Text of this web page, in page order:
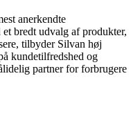
anerkendte
bredt udvalg af produkter,
tilbyder Silvan høj
kundetilfredshed og
partner for forbrugere